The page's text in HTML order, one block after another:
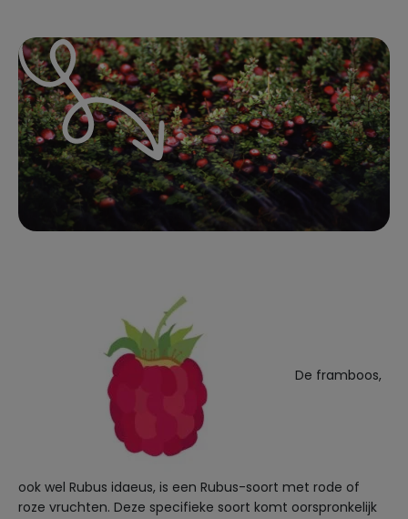
De framboos,
ook wel Rubus idaeus, is een Rubus-soort met rode of
roze vruchten. Deze specifieke soort komt oorspronkelijk